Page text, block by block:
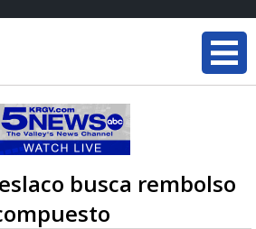
busca rembolso